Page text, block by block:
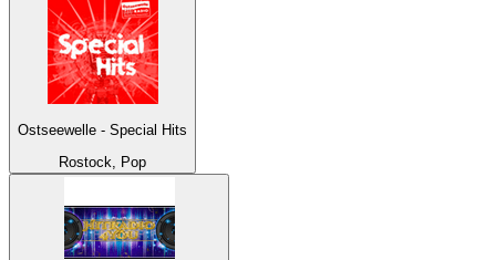
Ostseewelle - Special Hits
Rostock, Pop